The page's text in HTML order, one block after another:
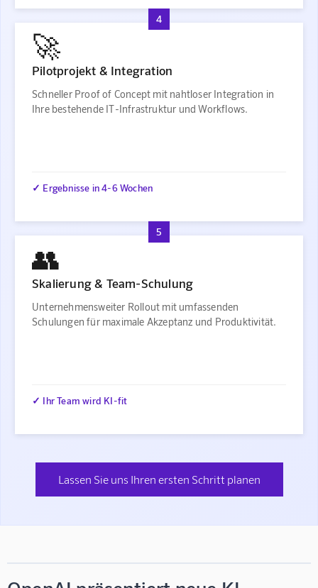
4
🚀
Pilotprojekt & Integration
Schneller Proof of Concept mit nahtloser Integration in
Ihre bestehende IT-Infrastruktur und Workflows.
✓ Ergebnisse in 4-6 Wochen
5
👥
Skalierung & Team-Schulung
Unternehmensweiter Rollout mit umfassenden
Schulungen für maximale Akzeptanz und Produktivität.
✓ Ihr Team wird KI-fit
Lassen Sie uns Ihren ersten Schritt planen